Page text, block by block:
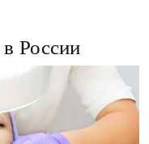
России